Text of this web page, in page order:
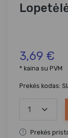
3,69 €
* kaina su PVM
Prekės kodas:
Prekės